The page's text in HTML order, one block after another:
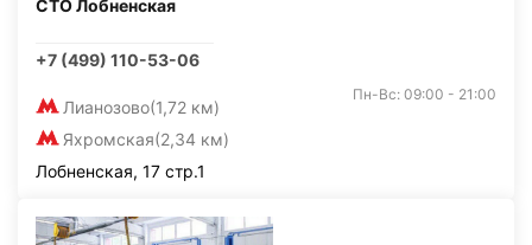
СТО Лобненская
+7 (499) 110-53-06
Лианозово(1,72 км)
Яхромская(2,34 км)
Пн-Вс: 09:00 - 21:00
Лобненская, 17 стр.1